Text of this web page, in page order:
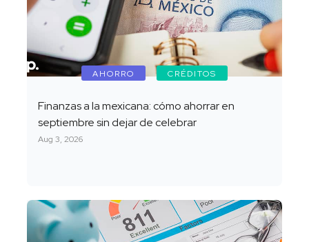
AHORRO CRÉDITOS
Finanzas a la mexicana: cómo ahorrar en
septiembre sin dejar de celebrar
Aug 3, 2026